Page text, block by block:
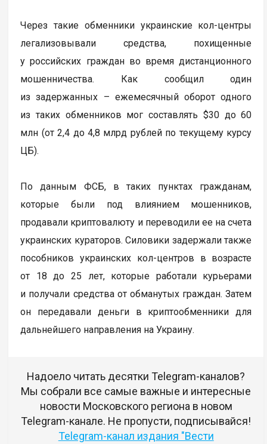
Через такие обменники украинские кол-центры
легализовывали средства, похищенные
у российских граждан во время дистанционного
мошенничества. Как сообщил один
из задержанных – ежемесячный оборот одного
из таких обменников мог составлять $30 до 60
млн (от 2,4 до 4,8 млрд рублей по текущему курсу
ЦБ).
По данным ФСБ, в таких пунктах гражданам,
которые были под влиянием мошенников,
продавали криптовалюту и переводили ее на счета
украинских кураторов. Силовики задержали также
пособников украинских кол-центров в возрасте
от 18 до 25 лет, которые работали курьерами
и получали средства от обманутых граждан. Затем
он передавали деньги в криптообменники для
дальнейшего направления на Украину.
Надоело читать десятки Telegram-каналов?
Мы собрали все самые важные и интересные
новости Московского региона в новом
Telegram-канале. Не пропусти, подписывайся!
Telegram-канал издания "Вести